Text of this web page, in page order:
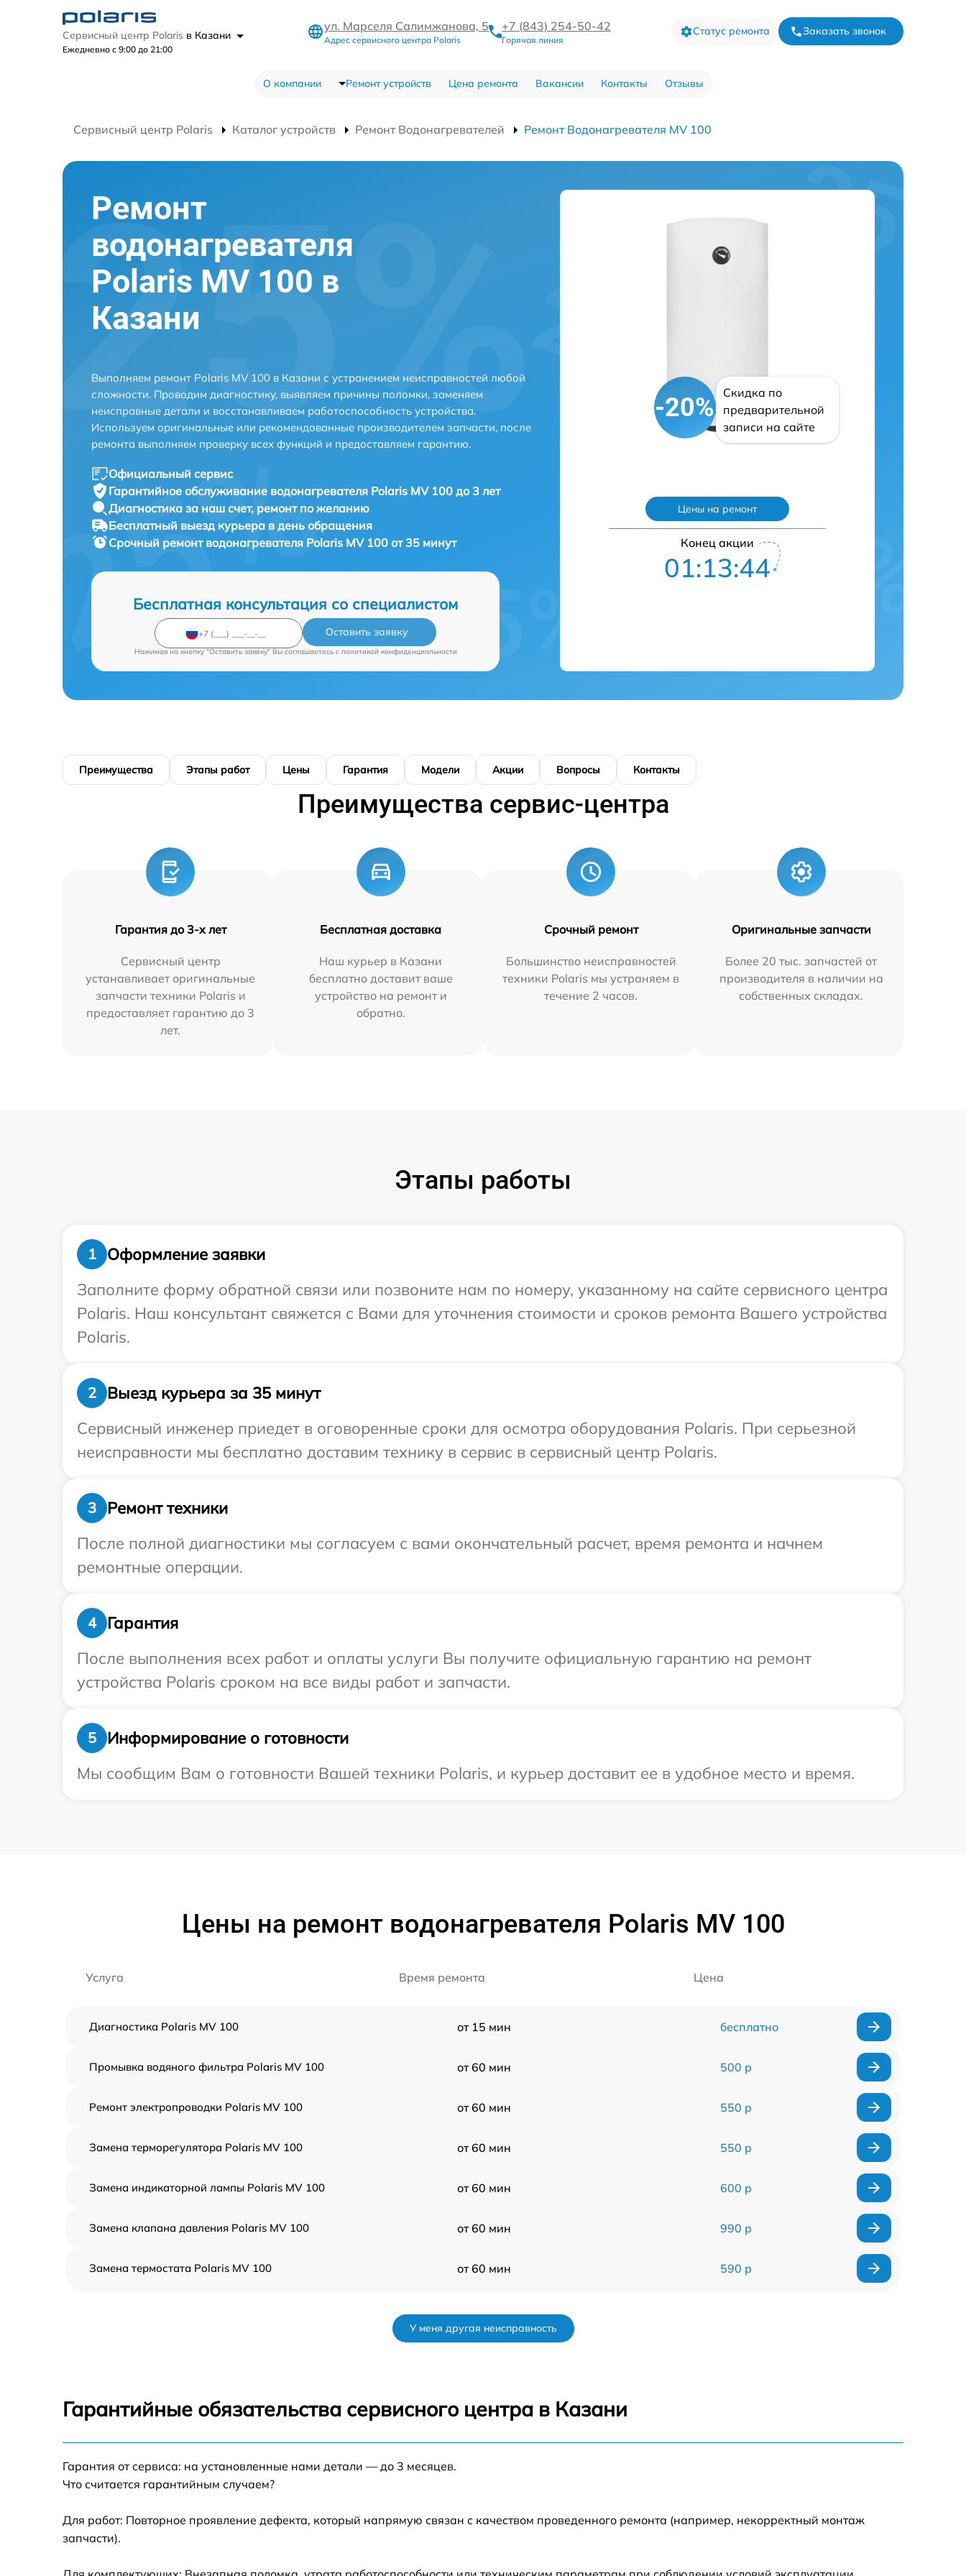
Сервисный центр Polaris в Казани
Ежедневно с 9:00 до 21:00
ул. Марселя Салимжанова, 5
Адрес сервисного центра Polaris
+7 (843) 254-50-42
Горячая линия
Статус ремонта Заказать звонок
О компании Ремонт устройств Цена ремонта Вакансии Контакты Отзывы
Сервисный центр Polaris Каталог устройств Ремонт Водонагревателей Ремонт Водонагревателя MV 100
Ремонт
водонагревателя
Polaris MV 100 в
Казани
Выполняем ремонт Polaris MV 100 в Казани с устранением неисправностей любой
сложности. Проводим диагностику, выявляем причины поломки, заменяем
неисправные детали и восстанавливаем работоспособность устройства.
Используем оригинальные или рекомендованные производителем запчасти, после
ремонта выполняем проверку всех функций и предоставляем гарантию.
Официальный сервис
Гарантийное обслуживание водонагревателя Polaris MV 100 до 3 лет
Диагностика за наш счет, ремонт по желанию
Бесплатный выезд курьера в день обращения
Срочный ремонт водонагревателя Polaris MV 100 от 35 минут
Бесплатная консультация со специалистом
Оставить заявку
Нажимая на кнопку "Оставить заявку" Вы соглашаетесь c политикой конфиденциальности
-20%
Скидка по
предварительной
записи на сайте
Цены на ремонт
Конец акции
01:13:43
Преимущества Этапы работ Цены Гарантия Модели Акции Вопросы Контакты
Преимущества сервис-центра
Гарантия до 3-х лет
Сервисный центр
устанавливает оригинальные
запчасти техники Polaris и
предоставляет гарантию до 3
лет.
Бесплатная доставка
Наш курьер в Казани
бесплатно доставит ваше
устройство на ремонт и
обратно.
Срочный ремонт
Большинство неисправностей
техники Polaris мы устраняем в
течение 2 часов.
Оригинальные запчасти
Более 20 тыс. запчастей от
производителя в наличии на
собственных складах.
Этапы работы
1
Оформление заявки
Заполните форму обратной связи или позвоните нам по номеру, указанному на сайте сервисного центра
Polaris. Наш консультант свяжется с Вами для уточнения стоимости и сроков ремонта Вашего устройства
Polaris.
2
Выезд курьера за 35 минут
Сервисный инженер приедет в оговоренные сроки для осмотра оборудования Polaris. При серьезной
неисправности мы бесплатно доставим технику в сервис в сервисный центр Polaris.
3
Ремонт техники
После полной диагностики мы согласуем с вами окончательный расчет, время ремонта и начнем
ремонтные операции.
4
Гарантия
После выполнения всех работ и оплаты услуги Вы получите официальную гарантию на ремонт
устройства Polaris сроком на все виды работ и запчасти.
5
Информирование о готовности
Мы сообщим Вам о готовности Вашей техники Polaris, и курьер доставит ее в удобное место и время.
Цены на ремонт водонагревателя Polaris MV 100
Услуга Время ремонта Цена
Диагностика Polaris MV 100 от 15 мин бесплатно
Промывка водяного фильтра Polaris MV 100 от 60 мин 500 р
Ремонт электропроводки Polaris MV 100 от 60 мин 550 р
Замена терморегулятора Polaris MV 100 от 60 мин 550 р
Замена индикаторной лампы Polaris MV 100 от 60 мин 600 р
Замена клапана давления Polaris MV 100 от 60 мин 990 р
Замена термостата Polaris MV 100 от 60 мин 590 р
Замена прокладки Polaris MV 100
Замена труб поступления воды Polaris MV
У меня другая неисправность
Гарантийные обязательства сервисного центра в Казани
Гарантия от сервиса: на установленные нами детали — до 3 месяцев.
Что считается гарантийным случаем?
Для работ: Повторное проявление дефекта, который напрямую связан с качеством проведенного ремонта (например, некорректный монтаж
запчасти).